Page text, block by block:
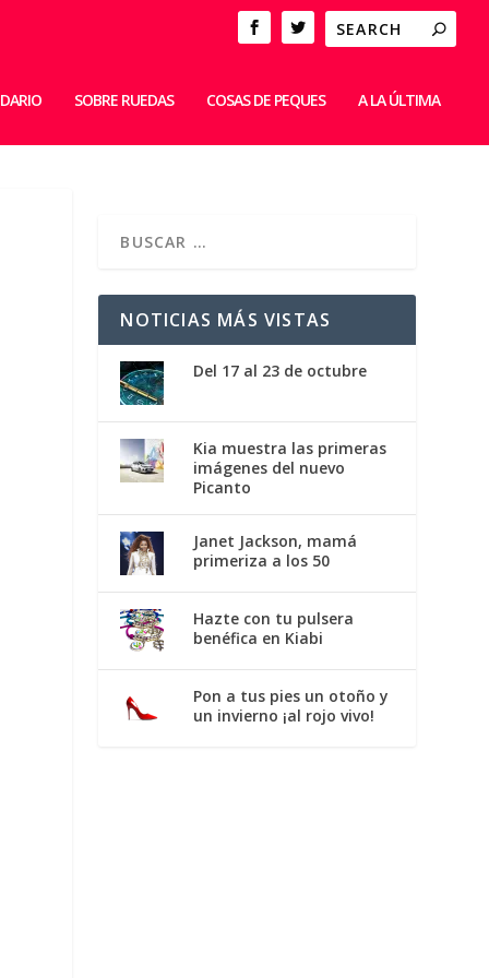
SOBRE RUEDAS COSAS DE PEQUES A LA ÚLTIMA
NOTICIAS MÁS VISTAS
Del 17 al 23 de octubre
Kia muestra las primeras
imágenes del nuevo
Picanto
Janet Jackson, mamá
primeriza a los 50
Hazte con tu pulsera
benéfica en Kiabi
Pon a tus pies un otoño y
un invierno ¡al rojo vivo!